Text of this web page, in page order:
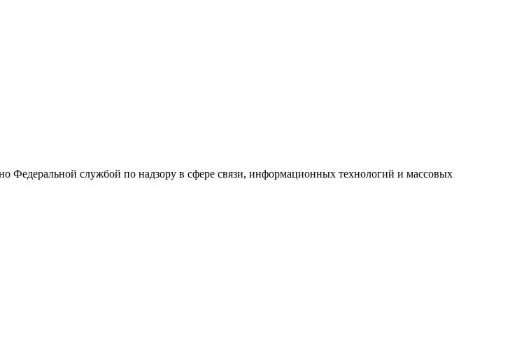
службой по надзору в сфере связи, информационных технологий и массовых